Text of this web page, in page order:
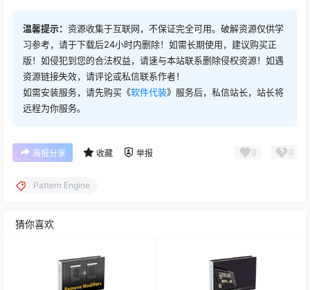
温馨提示： 资源收集于互联网，不保证完全可用。破解资源仅供学
习参考，请于下载后24小时内删除！如需长期使用，建议购买正
版！如侵犯到您的合法权益，请速与本站联系删除侵权资源！如遇
资源链接失效，请评论或私信联系作者！
如需安装服务，请先购买《软件代装》服务后，私信站长，站长将
远程为你服务。
海报分享 收藏 举报 0 0
Pattern Engine
猜你喜欢